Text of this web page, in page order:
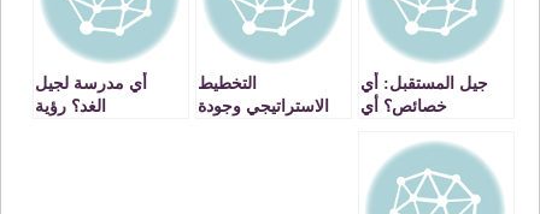
جيل المستقبل: أي
خصائص؟ أي
استشرافية
التخطيط
الاستراتيجي وجودة
أي مدرسة لجيل
الغد؟ رؤية